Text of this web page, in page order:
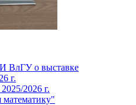
ВлГУ о выставке
г.
2026 г.